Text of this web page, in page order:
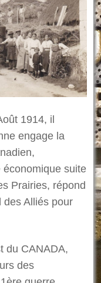
1914, il
engage la
suite
Prairies, répond
des Alliés pour
du CANADA,
des